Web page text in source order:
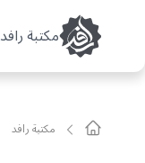
مکتبة رافد
مکتبة رافد